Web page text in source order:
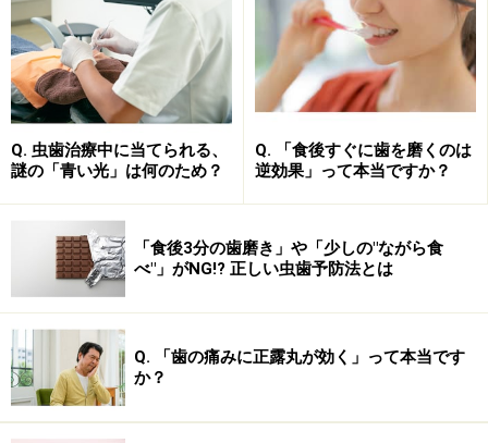
しかも年齢とともに顎の関節部分の磨耗などで、顎の動
きが変化して、はぎしりのような動きをすると、若い時
より歯に負担がかかりやすい状態になります。そのため
年齢とともに楔状欠損もよく見られるようになっていき
ます。
くさび状欠損の治療法
■初期～中期のくさび状欠損の治療法
小さな楔状欠損は、磨り減った象牙質とエナメル質を虫
歯を埋める樹脂と同じようなもので埋め戻します。詰め
物で埋めると象牙質の露出面がなくなるため、水がしみ
Q. 虫歯治療中に当てられる、
謎の「青い光」は何のため？
Q. 「食後すぐに歯を磨くのは
逆効果」って本当ですか？
「食後3分の歯磨き」や「少しの"ながら食
べ"」がNG!? 正しい虫歯予防法とは
Q. 「歯の痛みに正露丸が効く」って本当です
か？